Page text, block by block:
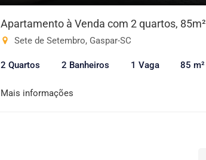
Apartamento à Venda com 2 quartos, 85m²
Sete de Setembro, Gaspar-SC
2 Quartos 2 Banheiros 1 Vaga 85 m²
Mais informações